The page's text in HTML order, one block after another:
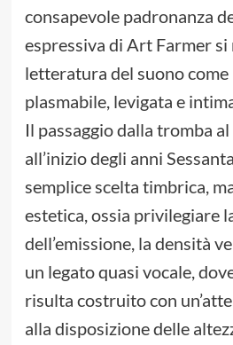
consapevole padronanza
espressiva di Art Farmer si
letteratura del suono come
plasmabile, levigata e
Il passaggio dalla tromba
all’inizio degli anni
semplice scelta timbrica,
estetica, ossia privilegiare
dell’emissione, la densità
un legato quasi vocale,
risulta costruito con
alla disposizione delle